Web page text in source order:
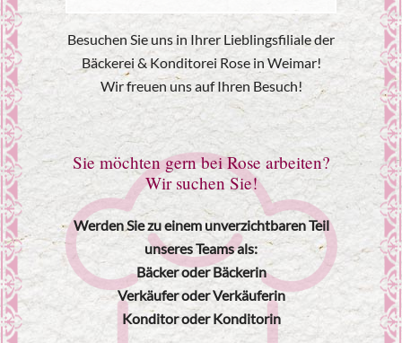
Besuchen Sie uns in Ihrer Lieblingsfiliale der
Bäckerei & Konditorei Rose in Weimar!
Wir freuen uns auf Ihren Besuch!
Sie möchten gern bei Rose arbeiten?
Wir suchen Sie!
Werden Sie zu einem unverzichtbaren Teil
unseres Teams als:
Bäcker oder Bäckerin
Verkäufer oder Verkäuferin
Konditor oder Konditorin